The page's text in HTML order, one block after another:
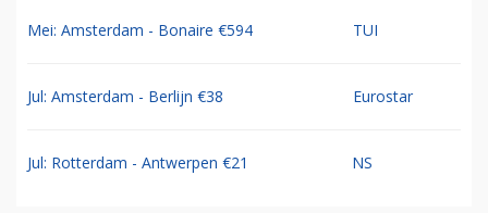
Mei: Amsterdam - Bonaire €594 TUI
Jul: Amsterdam - Berlijn €38 Eurostar
Jul: Rotterdam - Antwerpen €21 NS